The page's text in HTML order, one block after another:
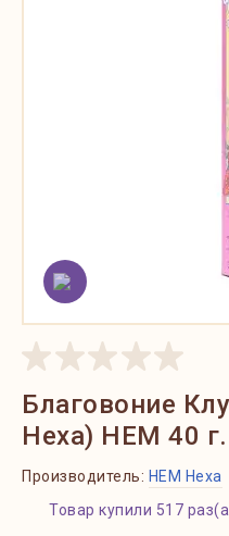
Благовоние
Hexa) HEM 40 г.
Производитель: HEM Hexa
Товар купили 517